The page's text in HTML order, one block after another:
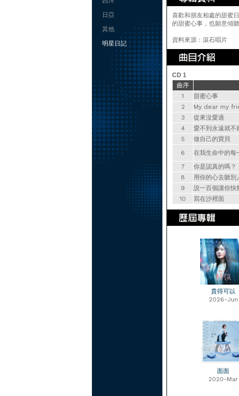
日亞
其他
明星日記
喜歡和朋友相處的甜蜜
的甜蜜心事，也願意傾聽
資料來源：滾石唱片
CD 1
曲序
1
甜蜜心事
2
My dear my
3
從來沒愛過
4
愛不到永遠就不
5
做自己的寶貝
6
在我生命中的每
7
你是認真的嗎？
8
用你的心去聽別
9
說一百個讓你快
10
寫在沙裡面
貴得可以
2026-Jun
面面
2020-Mar